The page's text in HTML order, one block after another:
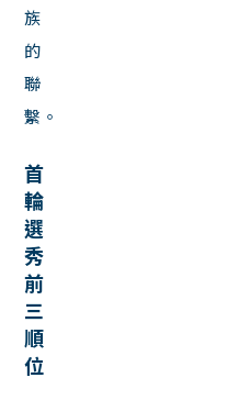
族
的
聯
繫。
首
輪
選
秀
前
三
順
位